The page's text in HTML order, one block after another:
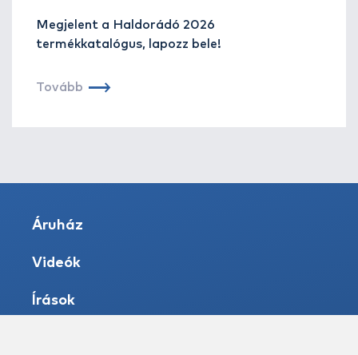
Megjelent a Haldorádó 2026
termékkatalógus, lapozz bele!
Tovább
Áruház
Videók
Írások